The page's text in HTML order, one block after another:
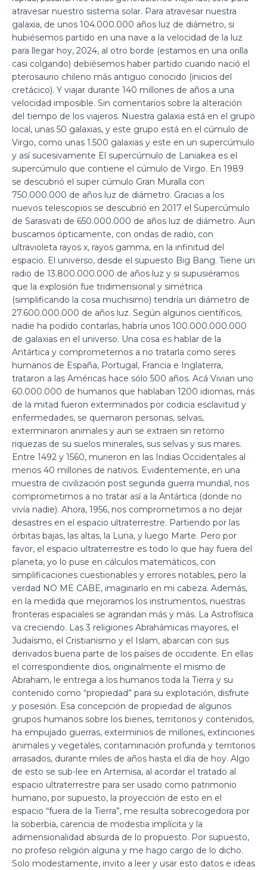
atravesar nuestro sistema solar. Para atravesar nuestra
galaxia, de unos 104.000.000 años luz de diámetro, si
hubiésemos partido en una nave a la velocidad de la luz
para llegar hoy, 2024, al otro borde (estamos en una orilla
casi colgando) debiésemos haber partido cuando nació el
pterosaurio chileno más antiguo conocido (inicios del
cretácico). Y viajar durante 140 millones de años a una
velocidad imposible. Sin comentarios sobre la alteración
del tiempo de los viajeros. Nuestra galaxia está en el grupo
local, unas 50 galaxias, y este grupo está en el cúmulo de
Virgo, como unas 1.500 galaxias y este en un supercúmulo
y así sucesivamente El supercúmulo de Laniakea es el
supercúmulo que contiene el cúmulo de Virgo. En 1989
se descubrió el super cúmulo Gran Muralla con
750.000.000 de años luz de diámetro. Gracias a los
nuevos telescopios se descubrió en 2017 el Supercúmulo
de Sarasvati de 650.000.000 de años luz de diámetro. Aun
buscamos ópticamente, con ondas de radio, con
ultravioleta rayos x, rayos gamma, en la infinitud del
espacio. El universo, desde el supuesto Big Bang. Tiene un
radio de 13.800.000.000 de años luz y si supusiéramos
que la explosión fue tridimensional y simétrica
(simplificando la cosa muchisimo) tendría un diámetro de
27.600.000.000 de años luz. Según algunos científicos,
nadie ha podido contarlas, habría unos 100.000.000.000
de galaxias en el universo. Una cosa es hablar de la
Antártica y comprometernos a no tratarla como seres
humanos de España, Portugal, Francia e Inglaterra,
trataron a las Américas hace sólo 500 años. Acá Vivian uno
60.000.000 de humanos que hablaban 1200 idiomas, más
de la mitad fueron exterminados por codicia esclavitud y
enfermedades, se quemaron personas, selvas,
exterminaron animales y aun se extraen sin retorno
riquezas de su suelos minerales, sus selvas y sus mares.
Entre 1492 y 1560, murieron en las Indias Occidentales al
menos 40 millones de nativos. Evidentemente, en una
muestra de civilización post segunda guerra mundial, nos
comprometimos a no tratar así a la Antártica (donde no
vivía nadie). Ahora, 1956, nos comprometimos a no dejar
desastres en el espacio ultraterrestre. Partiendo por las
órbitas bajas, las altas, la Luna, y luego Marte. Pero por
favor, el espacio ultraterrestre es todo lo que hay fuera del
planeta, yo lo puse en cálculos matemáticos, con
simplificaciones cuestionables y errores notables, pero la
verdad NO ME CABE, imaginarlo en mi cabeza. Además,
en la medida que mejoramos los instrumentos, nuestras
fronteras espaciales se agrandan más y más. La Astrofísica
va creciendo. Las 3 religiones Abrahámicas mayores, el
Judaísmo, el Cristianismo y el Islam, abarcan con sus
derivados buena parte de los países de occidente. En ellas
el correspondiente dios, originalmente el mismo de
Abraham, le entrega a los humanos toda la Tierra y su
contenido como “propiedad” para su explotación, disfrute
y posesión. Esa concepción de propiedad de algunos
grupos humanos sobre los bienes, territorios y contenidos,
ha empujado guerras, exterminios de millones, extinciones
animales y vegetales, contaminación profunda y territorios
arrasados, durante miles de años hasta el día de hoy. Algo
de esto se sub-lee en Artemisa, al acordar el tratado al
espacio ultraterrestre para ser usado como patrimonio
humano, por supuesto, la proyección de esto en el
espacio “fuera de la Tierra”, me resulta sobrecogedora por
la soberbia, carencia de modestia implícita y la
adimensionalidad absurda de lo propuesto. Por supuesto,
no profeso religión alguna y me hago cargo de lo dicho.
Solo modestamente, invito a leer y usar esto datos e ideas